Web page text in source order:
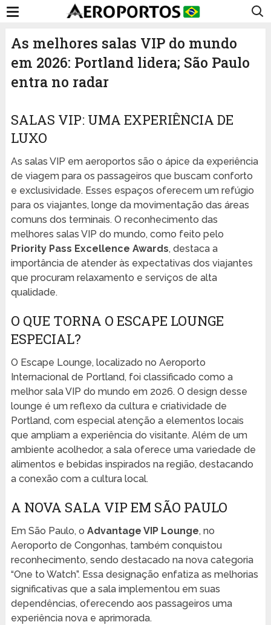
As melhores salas VIP do mundo
em 2026: Portland lidera; São Paulo
entra no radar
SALAS VIP: UMA EXPERIÊNCIA DE
LUXO
As salas VIP em aeroportos são o ápice da experiência
de viagem para os passageiros que buscam conforto
e exclusividade. Esses espaços oferecem um refúgio
para os viajantes, longe da movimentação das áreas
comuns dos terminais. O reconhecimento das
melhores salas VIP do mundo, como feito pelo
Priority Pass Excellence Awards, destaca a
importância de atender às expectativas dos viajantes
que procuram relaxamento e serviços de alta
qualidade.
O QUE TORNA O ESCAPE LOUNGE
ESPECIAL?
O Escape Lounge, localizado no Aeroporto
Internacional de Portland, foi classificado como a
melhor sala VIP do mundo em 2026. O design desse
lounge é um reflexo da cultura e criatividade de
Portland, com especial atenção a elementos locais
que ampliam a experiência do visitante. Além de um
ambiente acolhedor, a sala oferece uma variedade de
alimentos e bebidas inspirados na região, destacando
a conexão com a cultura local.
A NOVA SALA VIP EM SÃO PAULO
Em São Paulo, o Advantage VIP Lounge, no
Aeroporto de Congonhas, também conquistou
reconhecimento, sendo destacado na nova categoria
“One to Watch”. Essa designação enfatiza as melhorias
significativas que a sala implementou em suas
dependências, oferecendo aos passageiros uma
experiência nova e aprimorada.